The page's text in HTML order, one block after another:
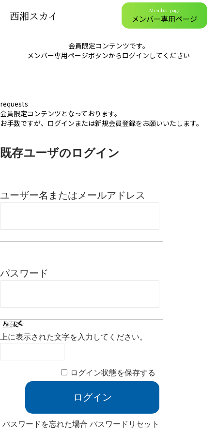
西湘スカイ Member page
メンバー専用ページ
会員限定コンテンツです。
メンバー専用ページボタンからログインしてください
requests
会員限定コンテンツとなっております。
お手数ですが、ログインまたは新規会員登録をお願いいたします。
既存ユーザのログイン
ユーザー名またはメールアドレス
パスワード
上に表示された文字を入力してください。
ログイン状態を保存する
パスワードを忘れた場合パスワードリセット